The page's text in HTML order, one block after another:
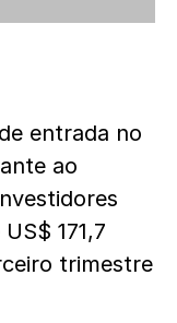
entrada no
ao
171,7
trimestre